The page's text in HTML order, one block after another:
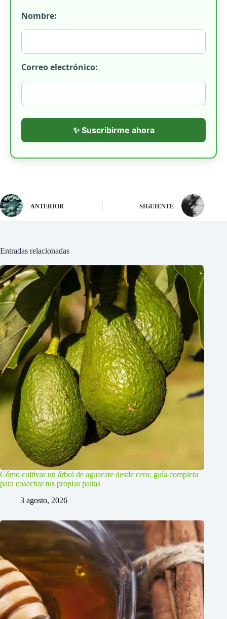
Nombre:
Correo electrónico:
✨ Suscribirme ahora
ANTERIOR SIGUIENTE
Entradas relacionadas
Cómo cultivar un árbol de aguacate desde cero: guía completa
para cosechar tus propias paltas
3 agosto, 2026